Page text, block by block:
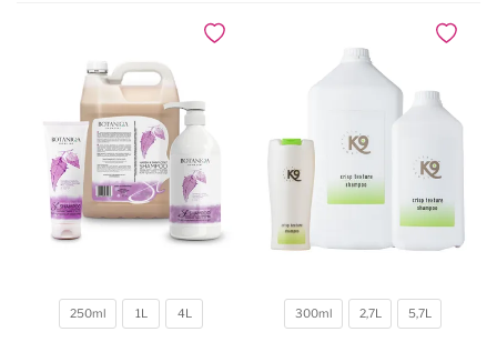
Pojemność
250ml 1L 4L
Dodaj do ulubionych
Pojemność
300ml 2,7L 5,7L
Dodaj